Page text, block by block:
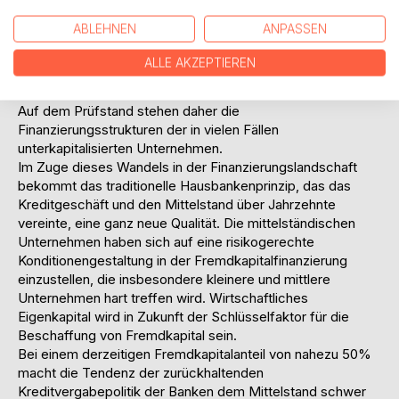
Finanzierungslandschaft verändern und den
Konsolidierungsprozess in der deutschen
Bankenlandschaft vorantreiben wird. Letztlich sind es eine
ganze Reihe von Faktoren, die zu einer Verschiebung der
Auf dem Prüfstand stehen daher die
Finanzierungsstrukturen der in vielen Fällen
unterkapitalisierten Unternehmen.
Im Zuge dieses Wandels in der Finanzierungslandschaft
bekommt das traditionelle Hausbankenprinzip, das das
Kreditgeschäft und den Mittelstand über Jahrzehnte
vereinte, eine ganz neue Qualität. Die mittelständischen
Unternehmen haben sich auf eine risikogerechte
Konditionengestaltung in der Fremdkapitalfinanzierung
einzustellen, die insbesondere kleinere und mittlere
Unternehmen hart treffen wird. Wirtschaftliches
Eigenkapital wird in Zukunft der Schlüsselfaktor für die
Beschaffung von Fremdkapital sein.
Bei einem derzeitigen Fremdkapitalanteil von nahezu 50%
macht die Tendenz der zurückhaltenden
Kreditvergabepolitik der Banken dem Mittelstand schwer
ABLEHNEN ANPASSEN
ALLE AKZEPTIEREN